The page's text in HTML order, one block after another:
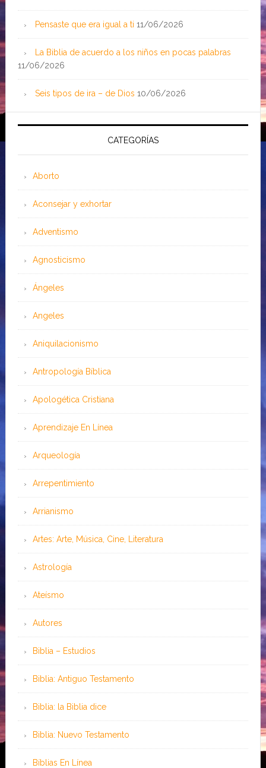
Pensaste que era igual a ti 11/06/2026
La Biblia de acuerdo a los niños en pocas palabras
11/06/2026
Seis tipos de ira – de Dios 10/06/2026
CATEGORÍAS
Aborto
Aconsejar y exhortar
Adventismo
Agnosticismo
Ángeles
Angeles
Aniquilacionismo
Antropología Bíblica
Apologética Cristiana
Aprendizaje En Línea
Arqueología
Arrepentimiento
Arrianismo
Artes: Arte, Música, Cine, Literatura
Astrología
Ateísmo
Autores
Biblia – Estudios
Biblia: Antiguo Testamento
Biblia: la Biblia dice
Biblia: Nuevo Testamento
Bíblias En Línea